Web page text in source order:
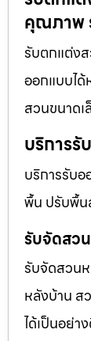
คุณภาพ
รับตกแต่ง
ออกแบบได้
สวนขนาด
บริการรั
บริการรับ
พื้น ปรับพื้น
รับจัดสว
รับจัดสวน
หลังบ้าน ส
ได้เป็นอย่า